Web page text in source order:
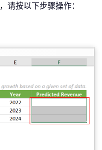
按以下步骤操作：